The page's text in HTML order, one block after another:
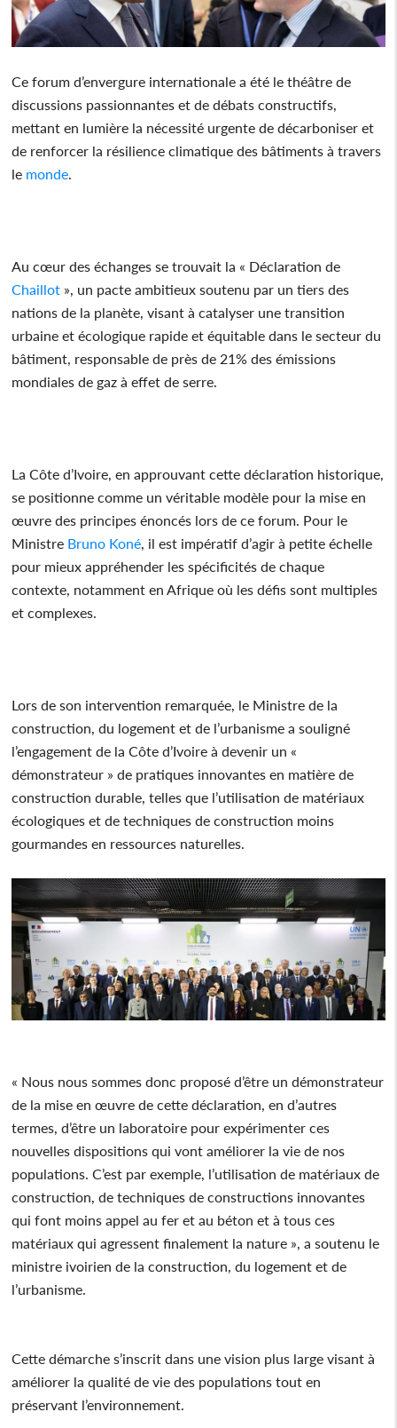
Ce forum d’envergure internationale a été le théâtre de
discussions passionnantes et de débats constructifs,
mettant en lumière la nécessité urgente de décarboniser et
de renforcer la résilience climatique des bâtiments à travers
le monde
Au cœur des échanges se trouvait la « Déclaration de
Chaillot », un pacte ambitieux soutenu par un tiers des
nations de la planète, visant à catalyser une transition
urbaine et écologique rapide et équitable dans le secteur du
bâtiment, responsable de près de 21% des émissions
mondiales de gaz à effet de serre.
La Côte d’Ivoire, en approuvant cette déclaration historique,
se positionne comme un véritable modèle pour la mise en
œuvre des principes énoncés lors de ce forum. Pour le
Ministre Bruno Koné , il est impératif d’agir à petite échelle
pour mieux appréhender les spécificités de chaque
contexte, notamment en Afrique où les défis sont multiples
et complexes.
Lors de son intervention remarquée, le Ministre de la
construction, du logement et de l’urbanisme a souligné
l’engagement de la Côte d’Ivoire à devenir un «
démonstrateur » de pratiques innovantes en matière de
construction durable, telles que l’utilisation de matériaux
écologiques et de techniques de construction moins
gourmandes en ressources naturelles.
« Nous nous sommes donc proposé d’être un démonstrateur
de la mise en œuvre de cette déclaration, en d’autres
termes, d’être un laboratoire pour expérimenter ces
nouvelles dispositions qui vont améliorer la vie de nos
populations. C’est par exemple, l’utilisation de matériaux de
construction, de techniques de constructions innovantes
qui font moins appel au fer et au béton et à tous ces
matériaux qui agressent finalement la nature », a soutenu le
ministre ivoirien de la construction, du logement et de
l’urbanisme.
Cette démarche s’inscrit dans une vision plus large visant à
améliorer la qualité de vie des populations tout en
préservant l’environnement.